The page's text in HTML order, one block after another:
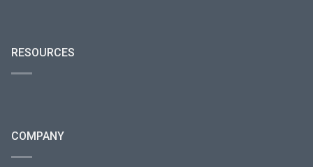
RESOURCES
COMPANY